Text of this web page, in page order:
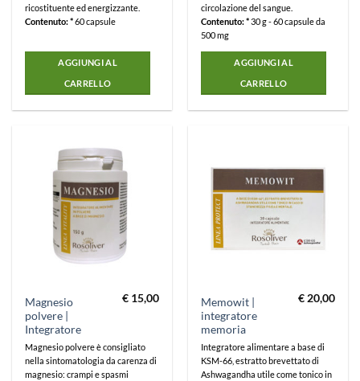
ricostituente ed energizzante.
Contenuto: *60 capsule
AGGIUNGI AL
CARRELLO
circolazione del sangue.
Contenuto: *30 g - 60 capsule da
500 mg
AGGIUNGI AL
CARRELLO
Magnesio
polvere |
Integratore
€15,00
Magnesio polvere è consigliato
nella sintomatologia da carenza di
magnesio: crampi e spasmi
Memowit |
integratore
memoria
€20,00
Integratore alimentare a base di
KSM-66, estratto brevettato di
Ashwagandha utile come tonico in